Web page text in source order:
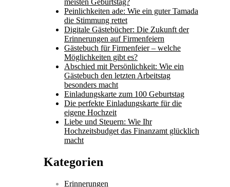
Peinlichkeiten ade: Wie ein guter Tamada
die Stimmung rettet
Digitale Gästebücher: Die Zukunft der
Erinnerungen auf Firmenfeiern
Gästebuch für Firmenfeier – welche
Möglichkeiten gibt es?
Abschied mit Persönlichkeit: Wie ein
Gästebuch den letzten Arbeitstag
besonders macht
Einladungskarte zum 100 Geburtstag
Die perfekte Einladungskarte für die
eigene Hochzeit
Liebe und Steuern: Wie Ihr
Hochzeitsbudget das Finanzamt glücklich
macht
Kategorien
Erinnerungen